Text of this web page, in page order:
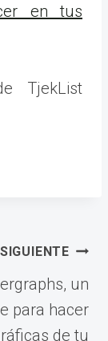
en tus
TjekList
SIGUIENTE
un
para hacer
de tu